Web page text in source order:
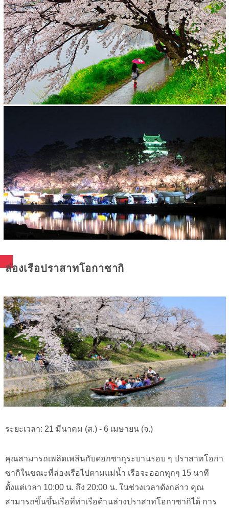
ล่องเรือปราสาทโอกาซากิ
ระยะเวลา: 21 มีนาคม (ส.) - 6 เมษายน (จ.)
คุณสามารถเพลิดเพลินกับดอกซากุระบานรอบ ๆ ปราสาทโอกา
ซากิในขณะที่ล่องเรือไปตามแม่น้ำ เรือจะออกทุกๆ 15 นาที
ตั้งแต่เวลา 10:00 น. ถึง 20:00 น. ในช่วงเวลาดังกล่าว คุณ
สามารถขึ้นขึ้นเรือที่ท่าเรือด้านล่างปราสาทโอกาซากิได้ การ